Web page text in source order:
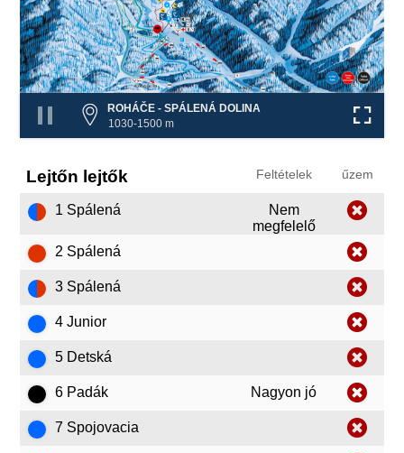
4
5
ROHÁČE - SPÁLENÁ DOLINA
1030-1500 m
Lejtőn lejtők Feltételek űzem
1 Spálená
Nem
megfelelő
2 Spálená
3 Spálená
4 Junior
5 Detská
6 Padák Nagyon jó
7 Spojovacia